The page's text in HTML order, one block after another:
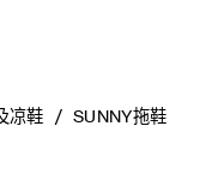
凉鞋 SUNNY拖鞋